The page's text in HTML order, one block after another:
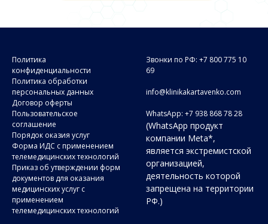
Политика
конфиденциальности
Политика обработки
персональных данных
Договор оферты
Пользовательское
соглашение
Порядок оказия услуг
Форма ИДС с применением
телемедицинских технологий
Приказ об утверждении форм
документов для оказания
медицинских услуг с
применением
телемедицинских технологий
Звонки по РФ: +7 800 775 10
69
info@klinikakartavenko.com
WhatsApp: +7 938 868 78 28
(WhatsApp продукт
компании Meta*,
является экстремистской
организацией,
деятельность которой
запрещена на территории
РФ.)